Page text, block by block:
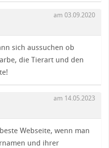
am 03.09.2020
sich aussuchen ob
die Tierart und den
am 14.05.2023
Webseite, wenn man
und ihrer